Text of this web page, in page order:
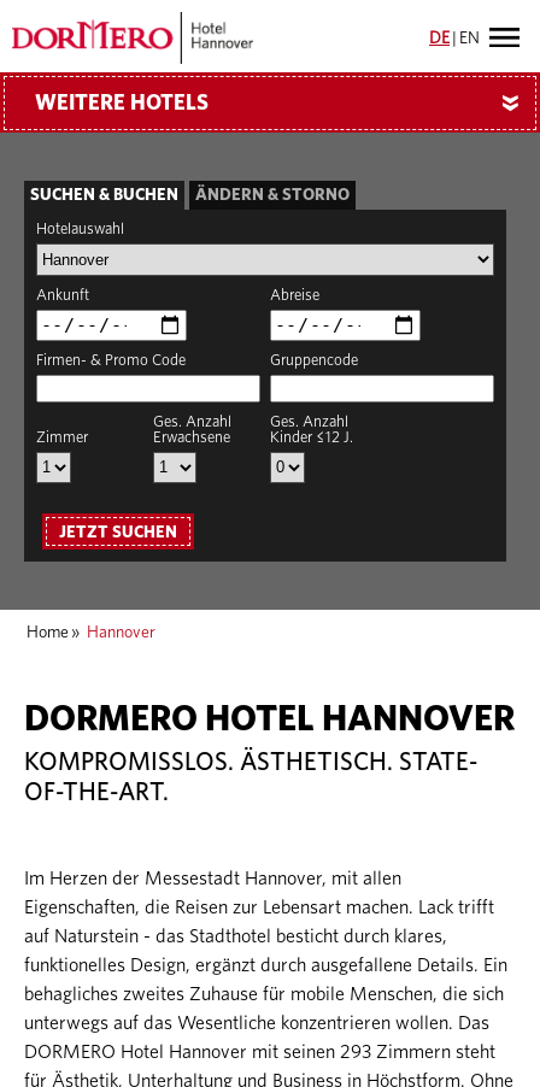
DE EN
WEITERE HOTELS »
SUCHEN & BUCHEN ÄNDERN & STORNO
Hotelauswahl
Ankunft Abreise
Firmen- & Promo Code Gruppencode
Zimmer
Ges. Anzahl
Erwachsene
Ges. Anzahl
Kinder ≤12 J.
JETZT SUCHEN
Home » Hannover
DORMERO HOTEL HANNOVER
KOMPROMISSLOS. ÄSTHETISCH. STATE-
OF-THE-ART.
Im Herzen der Messestadt Hannover, mit allen
Eigenschaften, die Reisen zur Lebensart machen. Lack trifft
auf Naturstein - das Stadthotel besticht durch klares,
funktionelles Design, ergänzt durch ausgefallene Details. Ein
behagliches zweites Zuhause für mobile Menschen, die sich
unterwegs auf das Wesentliche konzentrieren wollen. Das
DORMERO Hotel Hannover mit seinen 293 Zimmern steht
für Ästhetik, Unterhaltung und Business in Höchstform. Ohne